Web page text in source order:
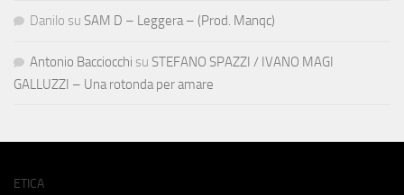
Danilo su SAM D – Leggera – (Prod. Manqc)
Antonio Bacciocchi su STEFANO SPAZZI / IVANO MAGI
GALLUZZI – Una rotonda per amare
ETICA